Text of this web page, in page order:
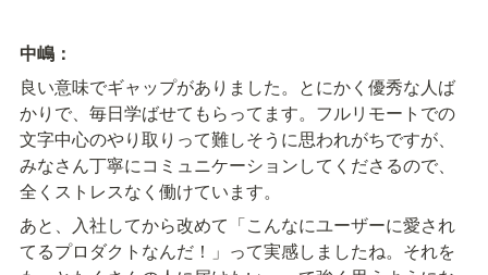
中嶋：
良い意味でギャップがありました。とにかく優秀な人ば
かりで、毎日学ばせてもらってます。フルリモートでの
文字中心のやり取りって難しそうに思われがちですが、
みなさん丁寧にコミュニケーションしてくださるので、
全くストレスなく働けています。
あと、入社してから改めて「こんなにユーザーに愛され
てるプロダクトなんだ！」って実感しましたね。それを